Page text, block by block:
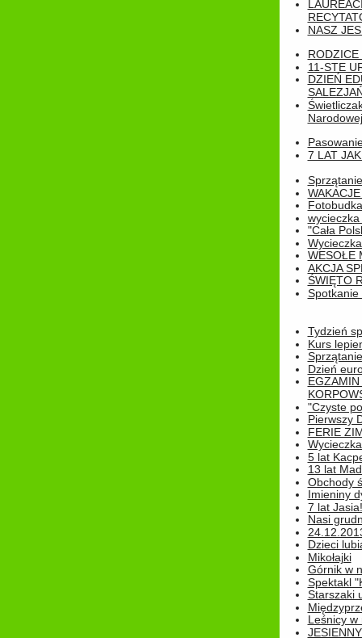
NASZ
RODZICE
11-STE
DZIEŃ
Narodowej
7 LAT
Fotobudka
"Cała
WESOŁE
AKCJA
ŚWIĘTO
Spotkanie
Tydzień
Kurs
Dzień
"Czyste
Pierwszy
FERIE
5 lat
13 lat
Obchody
Imieniny
7 lat Jasia!
Nasi
Dzieci
Mikołajki
Górnik w
Spektakl
Starszaki
Leśnicy w